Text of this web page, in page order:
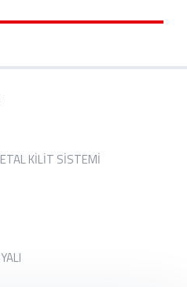
KİLİT SİSTEMİ